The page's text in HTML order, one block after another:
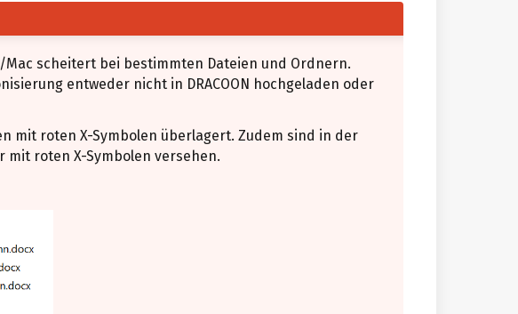
Mac scheitert bei bestimmten Dateien und Ordnern.
entweder nicht in DRACOON hochgeladen oder
mit roten X-Symbolen überlagert. Zudem sind in der
roten X-Symbolen versehen.